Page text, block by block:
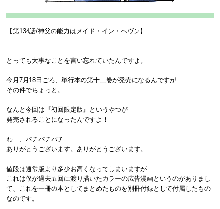
【第134話/神父の能力はメイド・イン・ヘヴン】
とっても大事なことを言い忘れていたんですよ。
今月7月18日ごろ、単行本の第十二巻が発売になるんですが
その件でちょっと。
なんと今回は『初回限定版』というやつが
発売されることになったんですよ！
わー、パチパチパチ
ありがとうございます。ありがとうございます。
値段は通常版より多少お高くなってしまいますが
これは僕が過去五回に渡り描いたカラーの広告漫画というのがありまし
て、これを一冊の本としてまとめたものを別冊付録として付属したもの
なのです。